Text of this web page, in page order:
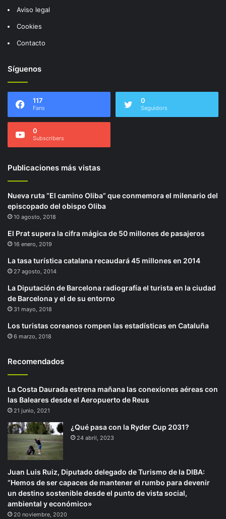
Aviso legal
Cookies
Contacto
Síguenos
117
Fans
0
Seguidors
0
Subscribers
Publicaciones más vistas
Nueva ruta “El camino Oliba” que conmemora el milenario del
episcopado del obispo Oliba
10 agosto, 2018
El Prat supera la cifra mágica de 50 millones de pasajeros
16 enero, 2019
La tasa turística catalana recaudará 45 millones en 2014
27 agosto, 2014
La Diputación de Barcelona radiografía el turista en la ciudad
de Barcelona y el de su entorno
31 mayo, 2018
Los turistas coreanos rompen las estadísticas en Cataluña
6 marzo, 2018
Recomendados
La Costa Daurada estrena mañana las conexiones aéreas con
las Baleares desde el Aeropuerto de Reus
21 junio, 2021
¿Qué pasa con la Ryder Cup 2031?
24 abril, 2023
Juan Luis Ruiz, Diputado delegado de Turismo de la DIBA:
“Hemos de ser capaces de mantener el rumbo para devenir
un destino sostenible desde el punto de vista social,
ambiental y económico»
20 noviembre, 2020